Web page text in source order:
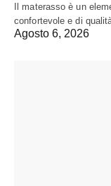
Il materasso è un
confortevole e di
Agosto 6, 2026